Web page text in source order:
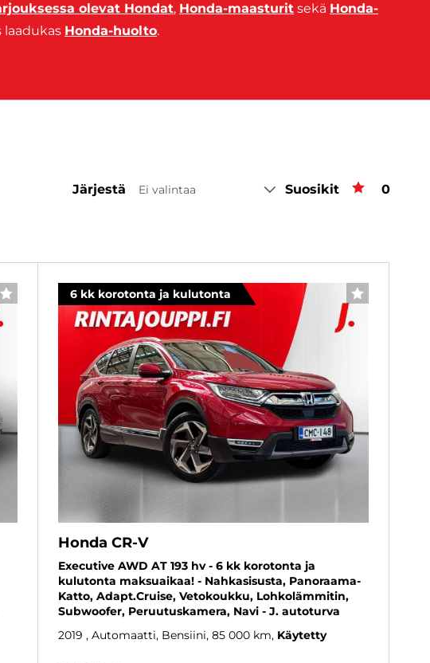
olevat Hondat, Honda-maasturit sekä Honda-
laadukas Honda-huolto.
Järjestä Ei valintaa Suosikit 0
SUOSIKKI 6 kk korotonta ja kulutonta SUOSIKKI
Honda CR-V
Executive AWD AT 193 hv - 6 kk korotonta ja
kulutonta maksuaikaa! - Nahkasisusta, Panoraama-
Katto, Adapt.Cruise, Vetokoukku, Lohkolämmitin,
Subwoofer, Peruutuskamera, Navi - J. autoturva
2019 , Automaatti, Bensiini, 85 000 km Käytetty